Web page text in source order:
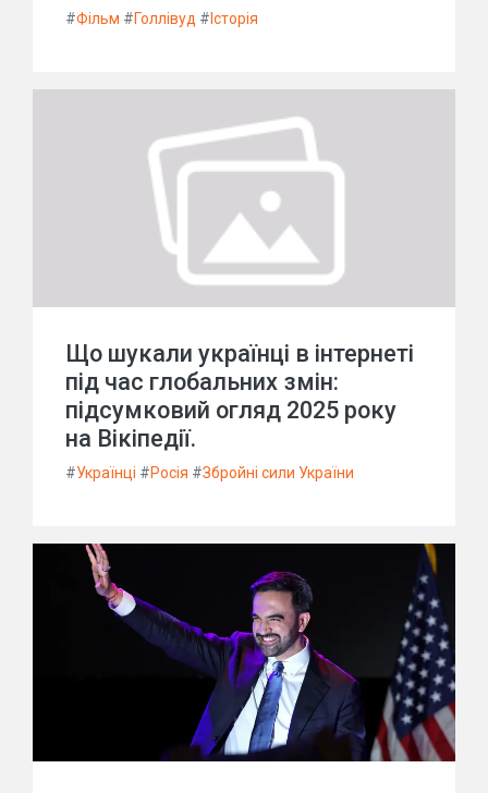
#Фільм #Голлівуд # Історія
Що шукали українці в інтернеті
під час глобальних змін:
підсумковий огляд 2025 року
на Вікіпедії.
#Українці #Росія #Збройні сили України